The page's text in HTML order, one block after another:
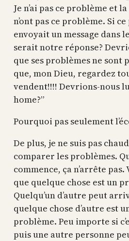
Je n’ai pas ce problème et
n’ont pas ce problème. Si
envoyait un message dans
serait notre réponse?
que ses problèmes ne sont
que, mon Dieu, regardez
vendent!!!! Devrions-nous
home?”
Pourquoi pas seulement
De plus, je ne suis pas
comparer les problèmes.
commence, ça n’arrête
que quelque chose est un
Quelqu’un d’autre peut
quelque chose d’autre est
problème. Peu importe si
puis une autre personne